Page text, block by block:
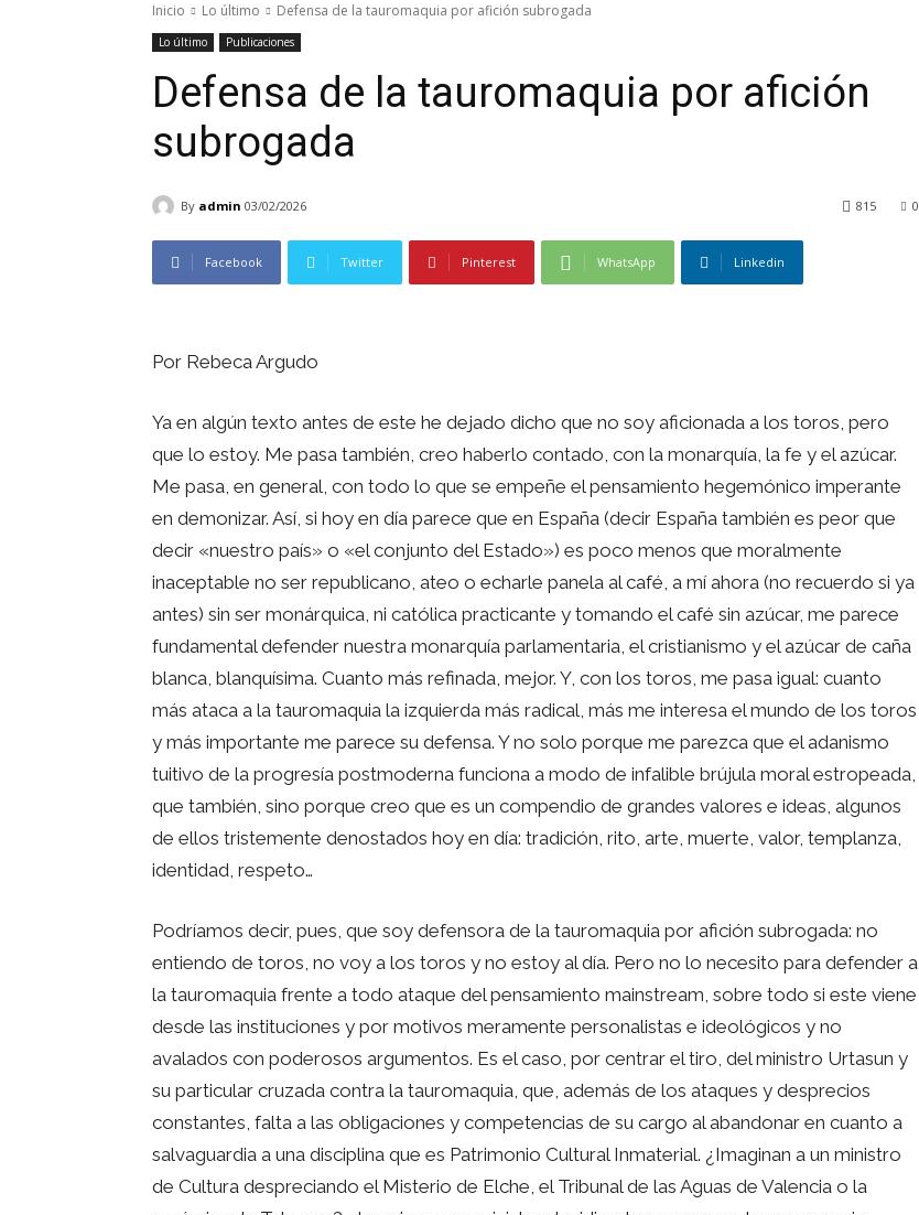
Inicio Lo último Defensa de la tauromaquia por afición subrogada
Lo último Publicaciones
Defensa de la tauromaquia por afición
subrogada
By admin 03/02/2026 0
815
Facebook Twitter Pinterest WhatsApp Linkedin
Por Rebeca Argudo
Ya en algún texto antes de este he dejado dicho que no soy aficionada a los toros, pero
que lo estoy. Me pasa también, creo haberlo contado, con la monarquía, la fe y el azúcar.
Me pasa, en general, con todo lo que se empeñe el pensamiento hegemónico imperante
en demonizar. Así, si hoy en día parece que en España (decir España también es peor que
decir «nuestro país» o «el conjunto del Estado») es poco menos que moralmente
inaceptable no ser republicano, ateo o echarle panela al café, a mí ahora (no recuerdo si ya
antes) sin ser monárquica, ni católica practicante y tomando el café sin azúcar, me parece
fundamental defender nuestra monarquía parlamentaria, el cristianismo y el azúcar de caña
blanca, blanquísima. Cuanto más refinada, mejor. Y, con los toros, me pasa igual: cuanto
más ataca a la tauromaquia la izquierda más radical, más me interesa el mundo de los toros
y más importante me parece su defensa. Y no solo porque me parezca que el adanismo
tuitivo de la progresía postmoderna funciona a modo de infalible brújula moral estropeada,
que también, sino porque creo que es un compendio de grandes valores e ideas, algunos
de ellos tristemente denostados hoy en día: tradición, rito, arte, muerte, valor, templanza,
identidad, respeto…
Podríamos decir, pues, que soy defensora de la tauromaquia por afición subrogada: no
entiendo de toros, no voy a los toros y no estoy al día. Pero no lo necesito para defender a
la tauromaquia frente a todo ataque del pensamiento mainstream, sobre todo si este viene
desde las instituciones y por motivos meramente personalistas e ideológicos y no
avalados con poderosos argumentos. Es el caso, por centrar el tiro, del ministro Urtasun y
su particular cruzada contra la tauromaquia, que, además de los ataques y desprecios
constantes, falta a las obligaciones y competencias de su cargo al abandonar en cuanto a
salvaguardia a una disciplina que es Patrimonio Cultural Inmaterial. ¿Imaginan a un ministro
de Cultura despreciando el Misterio de Elche, el Tribunal de las Aguas de Valencia o la